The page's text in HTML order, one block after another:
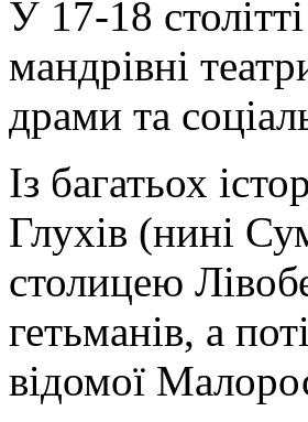
У 17-18
мандрівні
драми та
Із багатьох
Глухів (нині
столицею
гетьманів, а
відомої